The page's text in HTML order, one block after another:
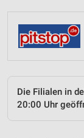
Die Filialen in
20:00 Uhr